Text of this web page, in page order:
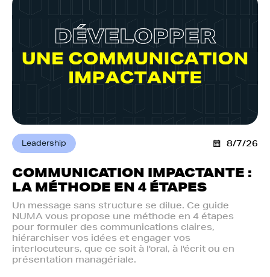
Leadership 8/7/26
COMMUNICATION IMPACTANTE :
LA MÉTHODE EN 4 ÉTAPES
Un message sans structure se dilue. Ce guide
NUMA vous propose une méthode en 4 étapes
pour formuler des communications claires,
hiérarchiser vos idées et engager vos
interlocuteurs, que ce soit à l'oral, à l'écrit ou en
présentation managériale.